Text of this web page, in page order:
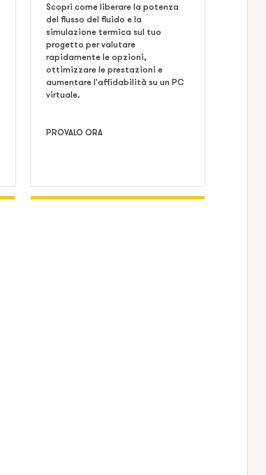
Scopri come liberare la potenza
del flusso del fluido e la
simulazione termica sul tuo
progetto per valutare
rapidamente le opzioni,
ottimizzare le prestazioni e
aumentare l'affidabilità su un PC
virtuale.
PROVALO ORA